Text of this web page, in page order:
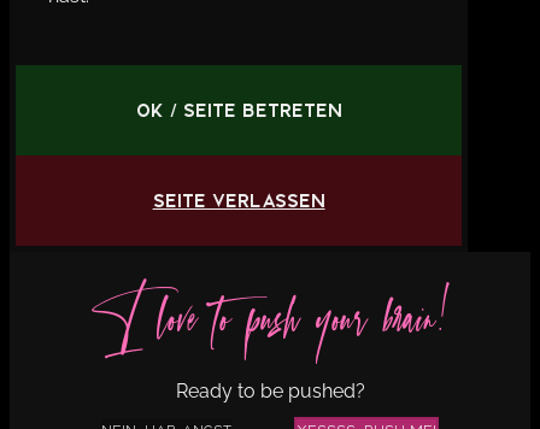
OK / Seite betreten
Seite verlassen
I love to push your brain!
Ready to be pushed?